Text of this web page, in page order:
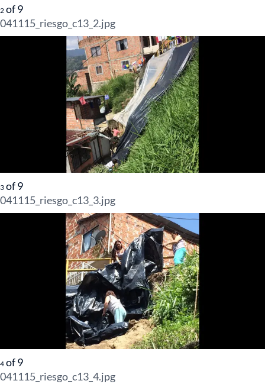
2 of9
041115_riesgo_c13_2.jpg
3 of9
041115_riesgo_c13_3.jpg
4 of9
041115_riesgo_c13_4.jpg